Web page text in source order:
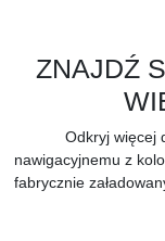
ZNAJDŹ
Odkryj więcej
nawigacyjnemu z
fabrycznie